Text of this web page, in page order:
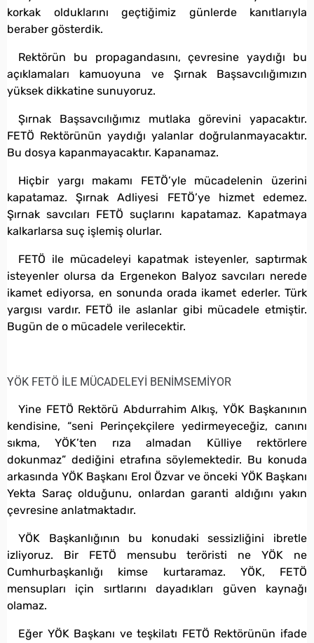
korkak olduklarını geçtiğimiz günlerde kanıtlarıyla
beraber gösterdik.
Rektörün bu propagandasını, çevresine yaydığı bu
açıklamaları kamuoyuna ve Şırnak Başsavcılığımızın
yüksek dikkatine sunuyoruz.
Şırnak Başsavcılığımız mutlaka görevini yapacaktır.
FETÖ Rektörünün yaydığı yalanlar doğrulanmayacaktır.
Bu dosya kapanmayacaktır. Kapanamaz.
Hiçbir yargı makamı FETÖ’yle mücadelenin üzerini
kapatamaz. Şırnak Adliyesi FETÖ’ye hizmet edemez.
Şırnak savcıları FETÖ suçlarını kapatamaz. Kapatmaya
kalkarlarsa suç işlemiş olurlar.
FETÖ ile mücadeleyi kapatmak isteyenler, saptırmak
isteyenler olursa da Ergenekon Balyoz savcıları nerede
ikamet ediyorsa, en sonunda orada ikamet ederler. Türk
yargısı vardır. FETÖ ile aslanlar gibi mücadele etmiştir.
Bugün de o mücadele verilecektir.
YÖK FETÖ İLE MÜCADELEYİ BENİMSEMİYOR
Yine FETÖ Rektörü Abdurrahim Alkış, YÖK Başkanının
kendisine, “seni Perinçekçilere yedirmeyeceğiz, canını
sıkma, YÖK’ten rıza almadan Külliye rektörlere
dokunmaz” dediğini etrafına söylemektedir. Bu konuda
arkasında YÖK Başkanı Erol Özvar ve önceki YÖK Başkanı
Yekta Saraç olduğunu, onlardan garanti aldığını yakın
çevresine anlatmaktadır.
YÖK Başkanlığının bu konudaki sessizliğini ibretle
izliyoruz. Bir FETÖ mensubu teröristi ne YÖK ne
Cumhurbaşkanlığı kimse kurtaramaz. YÖK, FETÖ
mensupları için sırtlarını dayadıkları güven kaynağı
olamaz.
Eğer YÖK Başkanı ve teşkilatı FETÖ Rektörünün ifade